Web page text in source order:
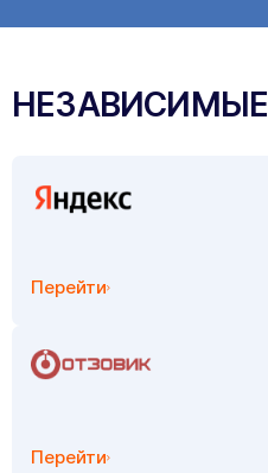
НЕЗАВИСИМЫЕ
Перейти
Перейти